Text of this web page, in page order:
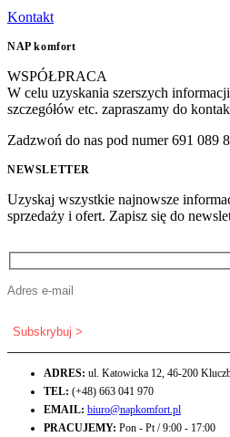
Kontakt
NAP komfort
WSPÓŁPRACA
W celu uzyskania szerszych
szczegółów etc. zapraszamy do
Zadzwoń do nas pod numer 691 089
NEWSLETTER
Uzyskaj wszystkie najnowsze
sprzedaży i ofert. Zapisz się do
ADRES: ul. Katowicka 12, 46-200
TEL: (+48) 663 041 970
EMAIL: biuro@napkomfort.pl
PRACUJEMY: Pon - Pt / 9:00 - 17:00